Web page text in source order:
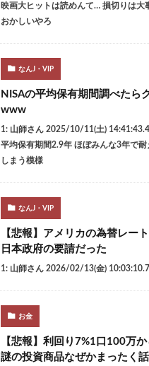
映画大ヒットは読めんて… 損切りは大
おかしいやろ
なんJ・VIP
NISAの平均保有期間調べたら
www
1: 山師さん 2025/10/11(土)
平均保有期間2.9年 ほぼみんな3年で耐
しまう模様
なんJ・VIP
【悲報】アメリカの為替レー
日本政府の要請だった
1: 山師さん 2026/02/13(金)
お金
【悲報】利回り7%1口100万
謎の投資商品なぜかまったく